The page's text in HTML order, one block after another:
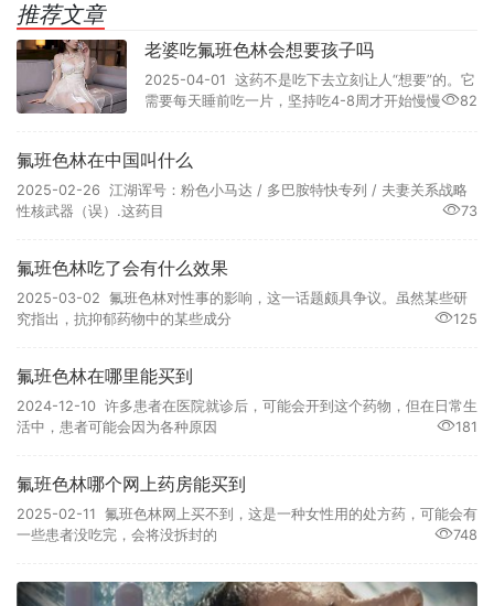
推荐文章
老婆吃氟班色林会想要孩子吗
2025-04-01 这药不是吃下去立刻让人“想要”的。它
需要每天睡前吃一片，坚持吃4-8周才开始慢慢
82
氟班色林在中国叫什么
2025-02-26 江湖诨号：粉色小马达 / 多巴胺特快专列 / 夫妻关系战略
性核武器（误）.这药目
73
氟班色林吃了会有什么效果
2025-03-02 氟班色林对性事的影响，这一话题颇具争议。虽然某些研
究指出，抗抑郁药物中的某些成分
125
氟班色林在哪里能买到
2024-12-10 许多患者在医院就诊后，可能会开到这个药物，但在日常生
活中，患者可能会因为各种原因
181
氟班色林哪个网上药房能买到
2025-02-11 氟班色林网上买不到，这是一种女性用的处方药，可能会有
一些患者没吃完，会将没拆封的
748